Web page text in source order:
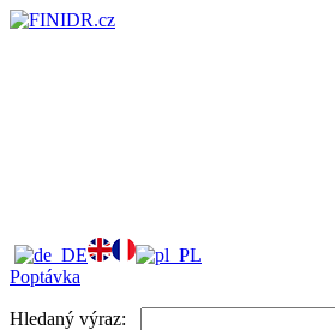
Poptávka
Hledaný výraz: